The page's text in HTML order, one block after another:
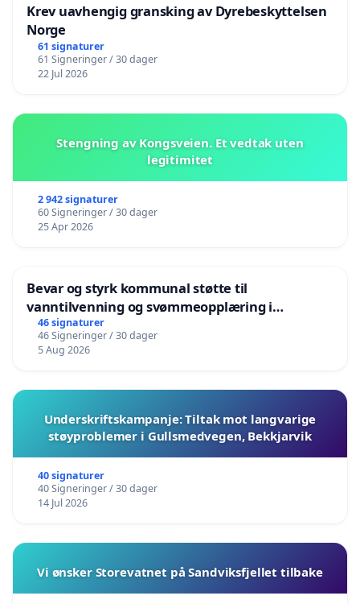
Krev uavhengig gransking av Dyrebeskyttelsen
Norge
61 signaturer
61 Signeringer / 30 dager
22 Jul 2026
Stengning av Kongsveien. Et vedtak uten
legitimitet
2 942 signaturer
60 Signeringer / 30 dager
25 Apr 2026
Bevar og styrk kommunal støtte til
vanntilvenning og svømmeopplæring i
barnehagene i Haugesund
46 signaturer
46 Signeringer / 30 dager
5 Aug 2026
Underskriftskampanje: Tiltak mot langvarige
støyproblemer i Gullsmedvegen, Bekkjarvik
40 signaturer
40 Signeringer / 30 dager
14 Jul 2026
Vi ønsker Storevatnet på Sandviksfjellet tilbake